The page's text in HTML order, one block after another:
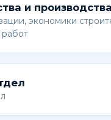
и
экономики
работ